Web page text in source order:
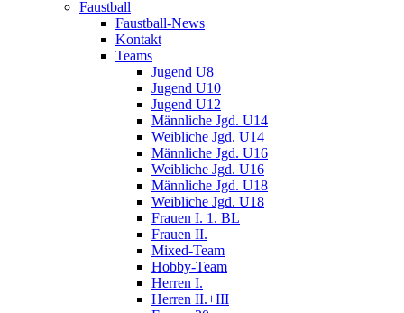
Faustball
Faustball-News
Kontakt
Teams
Jugend U8
Jugend U10
Jugend U12
Männliche Jgd. U14
Weibliche Jgd. U14
Männliche Jgd. U16
Weibliche Jgd. U16
Männliche Jgd. U18
Weibliche Jgd. U18
Frauen I. 1. BL
Frauen II.
Mixed-Team
Hobby-Team
Herren I.
Herren II.+III